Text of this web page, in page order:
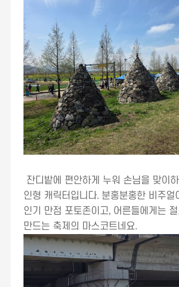
잔디밭에 편안하게 누워 손님을 맞이
인형 캐릭터입니다. 분홍분홍한 비주얼
인기 만점 포토존이고, 어른들에게는
만드는 축제의 마스코트네요.